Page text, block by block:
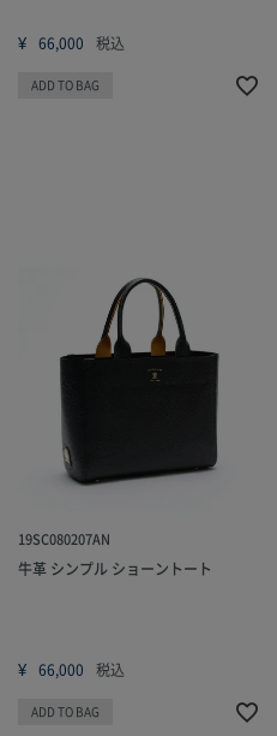
¥ 66,000 税込
ADD TO BAG
19SC080207AN
牛革 シンプル ショーントート
¥ 66,000 税込
ADD TO BAG